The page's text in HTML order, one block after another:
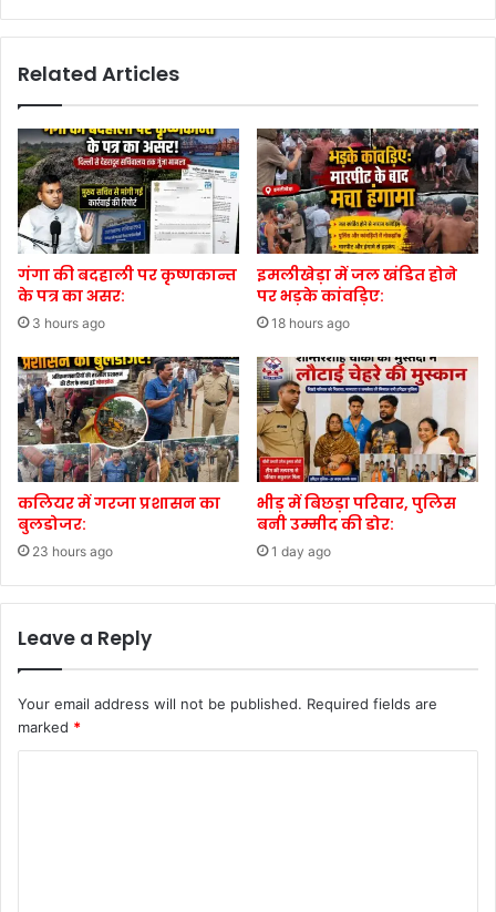
Related Articles
गंगा की बदहाली पर कृष्णकान्त
के पत्र का असर:
3 hours ago
इमलीखेड़ा में जल खंडित होने
पर भड़के कांवड़िए:
18 hours ago
कलियर में गरजा प्रशासन का
बुलडोजर:
23 hours ago
भीड़ में बिछड़ा परिवार, पुलिस
बनी उम्मीद की डोर:
1 day ago
Leave a Reply
Your email address will not be published. Required fields are
marked *